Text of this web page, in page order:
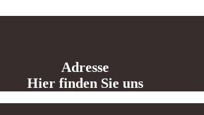
Adresse
Hier finden Sie uns